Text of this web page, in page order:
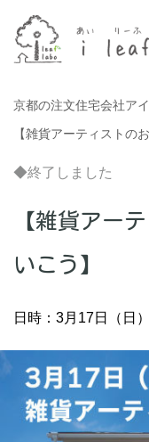
京都の注文住宅会社ア
【雑貨アーティストの
◆終了しました
【雑貨アー
いこう】
日時：3月17日（日